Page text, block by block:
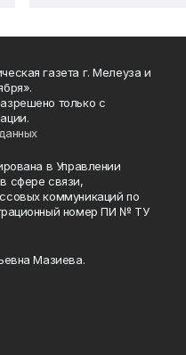
газета г. Мелеуза и
только с
в Управлении
сфере связи,
коммуникаций по
номер ПИ № ТУ
Мазиева.